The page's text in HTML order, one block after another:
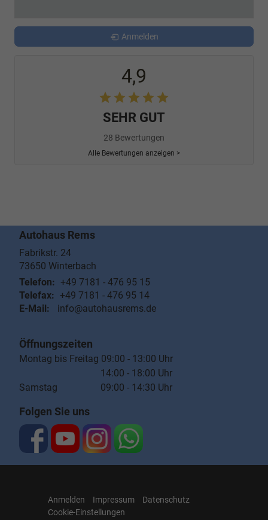
Anmelden
4,9
SEHR GUT
28 Bewertungen
Alle Bewertungen anzeigen >
Autohaus Rems
Fabrikstr. 24
73650 Winterbach
Telefon: +49 7181 - 476 95 15
Telefax: +49 7181 - 476 95 14
E-Mail:
info@autohausrems.de
Öffnungszeiten
Montag bis Freitag 09:00 - 13:00 Uhr
14:00 - 18:00 Uhr
Samstag 09:00 - 14:30 Uhr
Folgen Sie uns
Anmelden Impressum
Datenschutz
Cookie-Einstellungen